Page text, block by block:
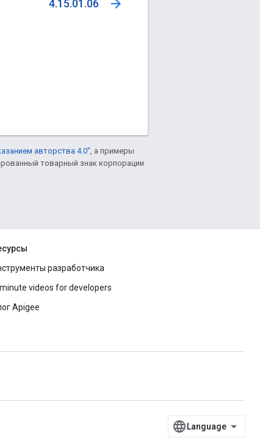
4.15.01.06 arrow_forward
авторства 4.0", а примеры
товарный знак корпорации
разработчика
videos for developers
Apigee